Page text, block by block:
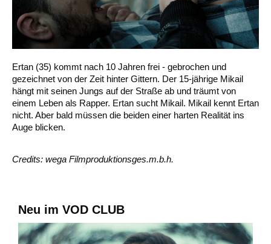
Ertan (35) kommt nach 10 Jahren frei - gebrochen und
gezeichnet von der Zeit hinter Gittern. Der 15-jährige Mikail
hängt mit seinen Jungs auf der Straße ab und träumt von
einem Leben als Rapper. Ertan sucht Mikail. Mikail kennt Ertan
nicht. Aber bald müssen die beiden einer harten Realität ins
Auge blicken.
Credits: wega Filmproduktionsges.m.b.h.
Neu im VOD CLUB